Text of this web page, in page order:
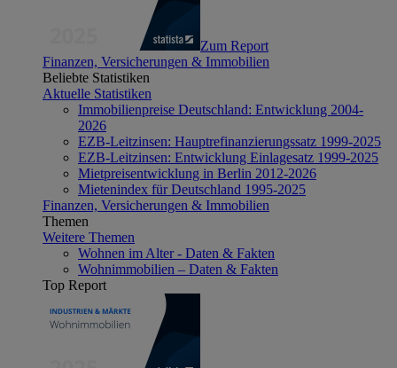
Zum Report
Finanzen, Versicherungen & Immobilien
Beliebte Statistiken
Aktuelle Statistiken
Immobilienpreise Deutschland: Entwicklung 2004-
2026
EZB-Leitzinsen: Hauptrefinanzierungssatz 1999-2025
EZB-Leitzinsen: Entwicklung Einlagesatz 1999-2025
Mietpreisentwicklung in Berlin 2012-2026
Mietenindex für Deutschland 1995-2025
Finanzen, Versicherungen & Immobilien
Themen
Weitere Themen
Wohnen im Alter - Daten & Fakten
Wohnimmobilien – Daten & Fakten
Top Report